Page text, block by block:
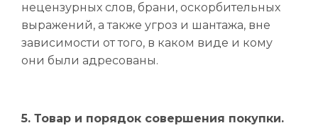
нецензурных слов, брани, оскорбительных
выражений, а также угроз и шантажа, вне
зависимости от того, в каком виде и кому
они были адресованы.
5. Товар и порядок совершения покупки.